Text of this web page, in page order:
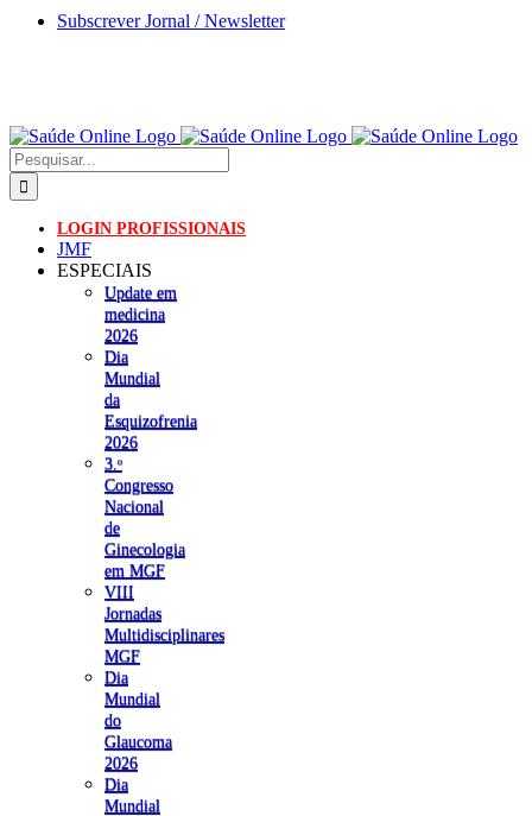
Skip
Subscrever Jornal / Newsletter
Pesquisar
LOGIN PROFISSIONAIS
JMF
ESPECIAIS
Update em
medicina
2026
Dia
Mundial
da
Esquizofrenia
2026
3.ᵒ
Congresso
Nacional
de
Ginecologia
em MGF
VIII
Jornadas
Multidisciplinares
MGF
Dia
Mundial
do
Glaucoma
2026
Dia
Mundial